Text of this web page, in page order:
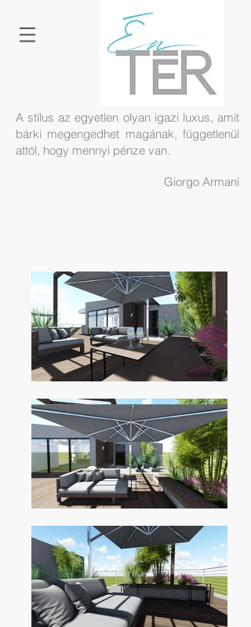
A stílus az egyetlen olyan igazi luxus, amit
bárki megengedhet magának, függetlenül
attól, hogy mennyi pénze van.
Giorgo Armani